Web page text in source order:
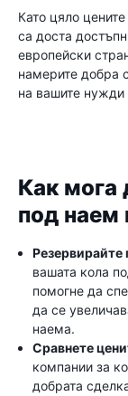
Като цяло
са доста
европейски
намерите добра
на вашите
Как мога
под наем
Резервирайте
вашата кола
помогне да
да се
наема.
Сравнете
компании за
добрата